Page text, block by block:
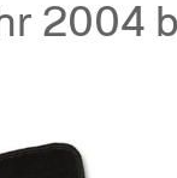
2004